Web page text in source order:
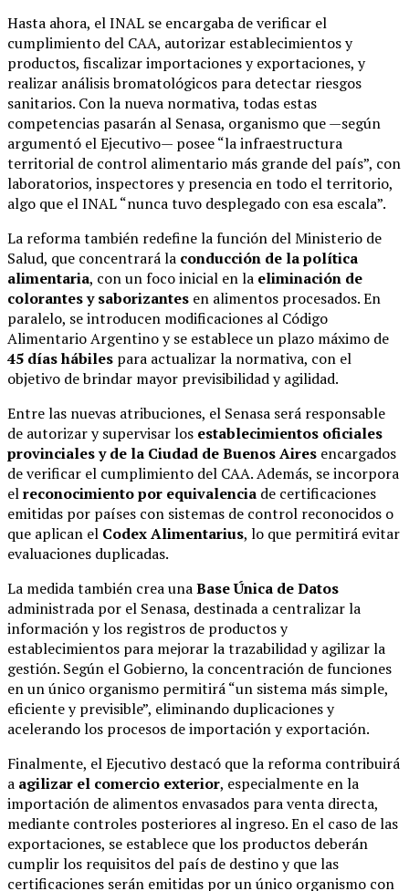
Hasta ahora, el INAL se encargaba de verificar el
cumplimiento del CAA, autorizar establecimientos y
productos, fiscalizar importaciones y exportaciones, y
realizar análisis bromatológicos para detectar riesgos
sanitarios. Con la nueva normativa, todas estas
competencias pasarán al Senasa, organismo que —según
argumentó el Ejecutivo— posee “la infraestructura
territorial de control alimentario más grande del país”, con
laboratorios, inspectores y presencia en todo el territorio,
algo que el INAL “nunca tuvo desplegado con esa escala”.
La reforma también redefine la función del Ministerio de
Salud, que concentrará la conducción de la política
alimentaria, con un foco inicial en la eliminación de
colorantes y saborizantes en alimentos procesados. En
paralelo, se introducen modificaciones al Código
Alimentario Argentino y se establece un plazo máximo de
45 días hábiles para actualizar la normativa, con el
objetivo de brindar mayor previsibilidad y agilidad.
Entre las nuevas atribuciones, el Senasa será responsable
de autorizar y supervisar los establecimientos oficiales
provinciales y de la Ciudad de Buenos Aires encargados
de verificar el cumplimiento del CAA. Además, se incorpora
elreconocimiento por equivalencia de certificaciones
emitidas por países con sistemas de control reconocidos o
que aplican el Codex Alimentarius, lo que permitirá evitar
evaluaciones duplicadas.
La medida también crea unaBase Única de Datos
administrada por el Senasa, destinada a centralizar la
información y los registros de productos y
establecimientos para mejorar la trazabilidad y agilizar la
gestión. Según el Gobierno, la concentración de funciones
en un único organismo permitirá “un sistema más simple,
eficiente y previsible”, eliminando duplicaciones y
acelerando los procesos de importación y exportación.
Finalmente, el Ejecutivo destacó que la reforma contribuirá
a agilizar el comercio exterior, especialmente en la
importación de alimentos envasados para venta directa,
mediante controles posteriores al ingreso. En el caso de las
exportaciones, se establece que los productos deberán
cumplir los requisitos del país de destino y que las
certificaciones serán emitidas por un único organismo con